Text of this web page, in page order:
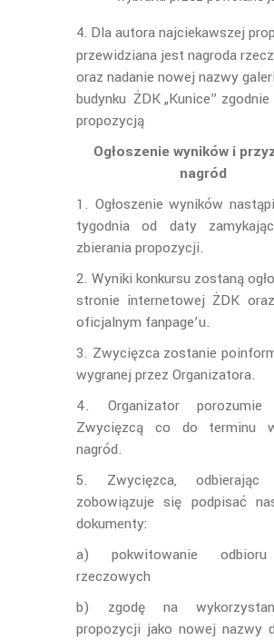
4. Dla autora najciekawszej
przewidziana jest nagroda
oraz nadanie nowej nazwy
budynku ŻDK „Kunice” zgodnie
propozycją
Ogłoszenie wyników i
nagród
1. Ogłoszenie wyników
tygodnia od daty
zbierania propozycji.
2. Wyniki konkursu zostaną
stronie internetowej ŻDK
oficjalnym fanpage’u.
3. Zwycięzca zostanie
wygranej przez Organizatora.
4. Organizator
Zwycięzcą co do terminu
nagród.
5. Zwycięzca, odbierając
zobowiązuje się podpisać
dokumenty:
a) pokwitowanie odbioru
rzeczowych
b) zgodę na
propozycji jako nowej nazwy